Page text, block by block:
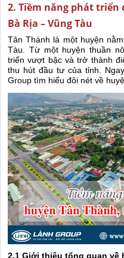
2. Tiềm năng phát triển
Bà Rịa – Vũng Tàu
Tân Thành là một huyện
Tàu. Từ một huyện thuần
triển vượt bậc và trở thành
thu hút đầu tư của tỉnh.
Group tìm hiểu đôi nét về
2.1 Giới thiệu tổng quan về